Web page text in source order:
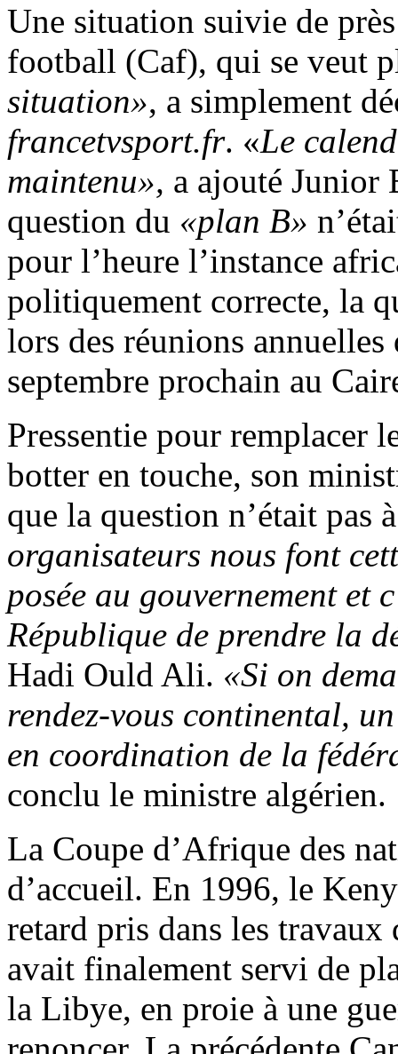
Une situation suivie de
football (Caf), qui se veut
situation», a simplement
francetvsport.fr. «Le
maintenu», a ajouté Junior
question du «plan B»
pour l’heure l’instance
politiquement correcte, la
lors des réunions
septembre prochain au
Pressentie pour remplacer
botter en touche, son
que la question n’était pas
organisateurs nous font
posée au gouvernement et
République de prendre la
Hadi Ould Ali. «Si on
rendez-vous continental,
en coordination de la
conclu le ministre algérien.
La Coupe d’Afrique des
d’accueil. En 1996, le
retard pris dans les travaux
avait finalement servi de
la Libye, en proie à une